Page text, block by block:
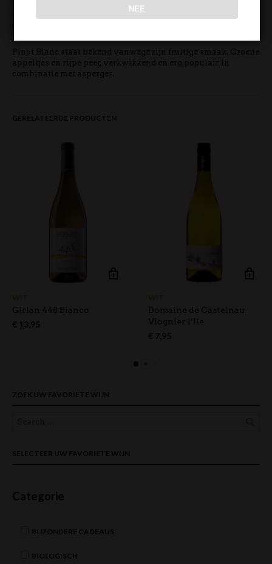
van smaak is, de Riesling een stap voller is en met meer
Pinot Blanc staat bekend vanwege zijn fruitige smaak. Groene
appeltjes en rijpe peer, verkwikkend en erg populair in
combinatie met asperges.
GERELATEERDE PRODUCTEN
Girlan 448 Bianco
€ 13,95
Domaine de Castelnau
Viognier l’Ile
€ 7,95
ZOEK UW FAVORIETE WIJN
SELECTEER UW FAVORIETE WIJN
Categorie
BIJZONDERE CADEAUS
BIOLOGISCH
NEE